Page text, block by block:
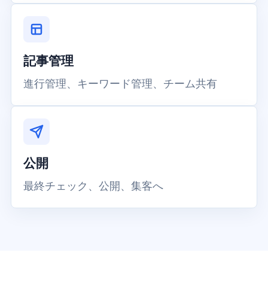
記事管理
進行管理、キーワード管理、チーム共有
公開
最終チェック、公開、集客へ